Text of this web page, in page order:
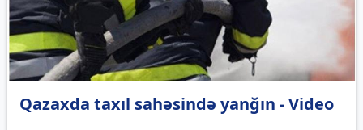
Qazaxda taxıl sahəsində yanğın - Video